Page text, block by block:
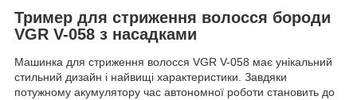
Тример для стриження волосся бороди
VGR V-058 з насадками
Машинка для стриження волосся VGR V-058 має унікальний
стильний дизайн і найвищі характеристики. Завдяки
потужному акумулятору час автономної роботи становить до